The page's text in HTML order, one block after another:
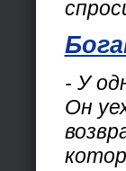
- У
Он